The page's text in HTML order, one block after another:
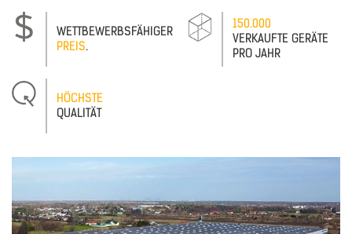
WETTBEWERBSFÄHIGER
PREIS.
150.000
VERKAUFTE GERÄTE
PRO JAHR
HÖCHSTE
QUALITÄT